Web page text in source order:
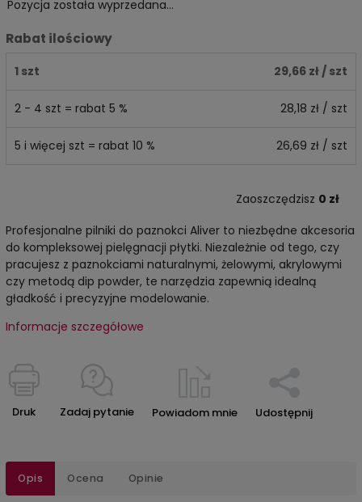
Pozycja została wyprzedana…
Rabat ilościowy
1 szt 29,66 zł / szt
2 - 4 szt = rabat 5 % 28,18 zł / szt
5 i więcej szt = rabat 10 % 26,69 zł / szt
Zaoszczędzisz 0 zł
Profesjonalne pilniki do paznokci Aliver to niezbędne akcesoria
do kompleksowej pielęgnacji płytki. Niezależnie od tego, czy
pracujesz z paznokciami naturalnymi, żelowymi, akrylowymi
czy metodą dip powder, te narzędzia zapewnią idealną
gładkość i precyzyjne modelowanie.
Informacje szczegółowe
Druk Zadaj pytanie Powiadom mnie Udostępnij
Opis Ocena Opinie